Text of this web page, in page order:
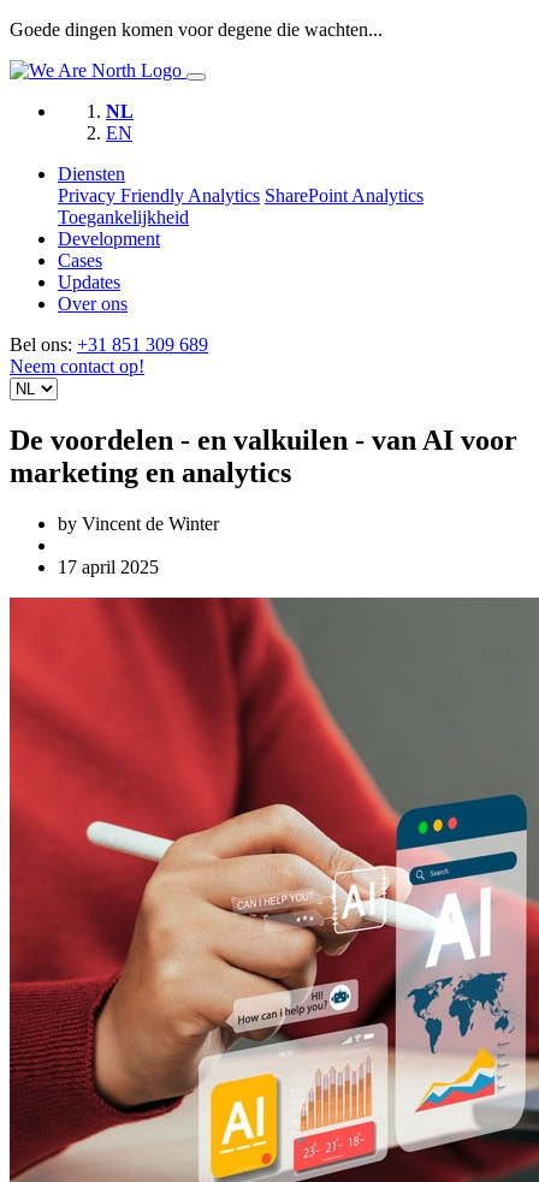
Goede dingen komen voor degene die wachten...
NL
EN
Diensten
Privacy Friendly Analytics SharePoint Analytics
Toegankelijkheid
Development
Cases
Updates
Over ons
Bel ons: +31 851 309 689
Neem contact op!
De voordelen - en valkuilen - van AI voor
marketing en analytics
by Vincent de Winter
17 april 2025